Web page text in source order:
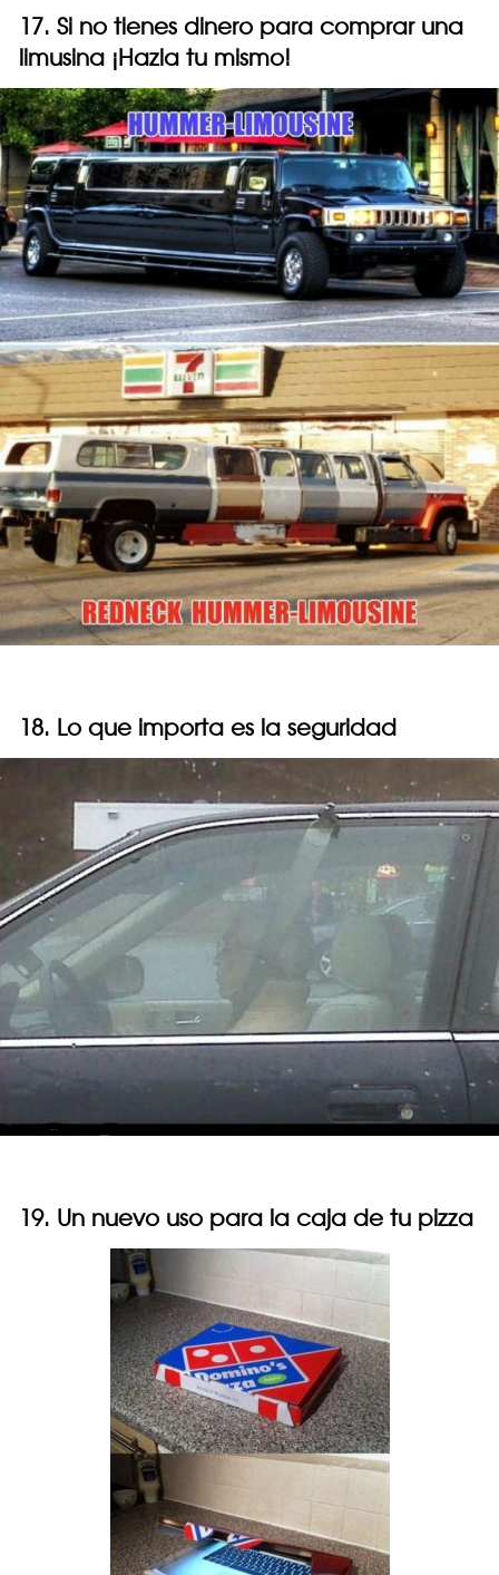
17. Si no tienes dinero para comprar una
limusina ¡Hazla tu mismo!
18. Lo que importa es la seguridad
19. Un nuevo uso para la caja de tu pizza